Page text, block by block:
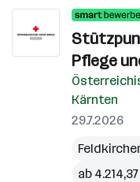
Pflege
Kärnten
29.7.2026
ab